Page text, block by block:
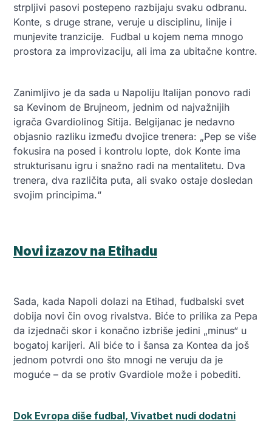
strpljivi pasovi postepeno razbijaju svaku odbranu.
Konte, s druge strane, veruje u disciplinu, linije i
munjevite tranzicije. Fudbal u kojem nema mnogo
prostora za improvizaciju, ali ima za ubitačne kontre.
Zanimljivo je da sada u Napoliju Italijan ponovo radi
sa Kevinom de Brujneom, jednim od najvažnijih
igrača Gvardiolinog Sitija. Belgijanac je nedavno
objasnio razliku između dvojice trenera: „Pep se više
fokusira na posed i kontrolu lopte, dok Konte ima
strukturisanu igru i snažno radi na mentalitetu. Dva
trenera, dva različita puta, ali svako ostaje dosledan
svojim principima.“
Novi izazov na Etihadu
Sada, kada Napoli dolazi na Etihad, fudbalski svet
dobija novi čin ovog rivalstva. Biće to prilika za Pepa
da izjednači skor i konačno izbriše jedini „minus“ u
bogatoj karijeri. Ali biće to i šansa za Kontea da još
jednom potvrdi ono što mnogi ne veruju da je
moguće – da se protiv Gvardiole može i pobediti.
Dok Evropa diše fudbal, Vivatbet nudi dodatni